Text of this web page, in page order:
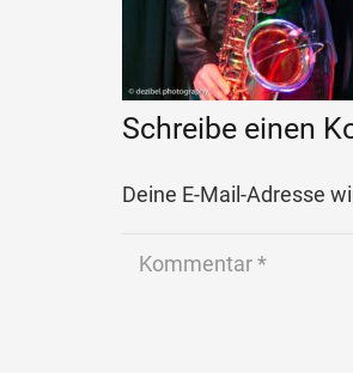
Schreibe einen
Deine E-Mail-Adresse